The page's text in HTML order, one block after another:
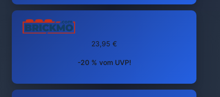
23,95 €
-20 % vom UVP!